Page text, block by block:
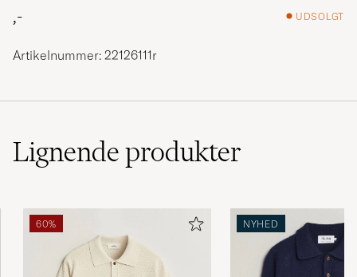
,-
UDSOLGT
Artikelnummer: 22126111r
Lignendeprodukter
60% NYHED